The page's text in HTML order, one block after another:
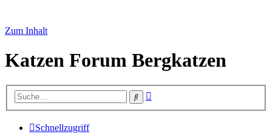
Zum Inhalt
Katzen Forum Bergkatzen
Suche
Schnellzugriff